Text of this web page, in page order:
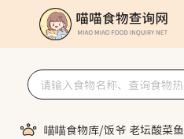
喵喵食物库/饭爷 老坛酸菜鱼